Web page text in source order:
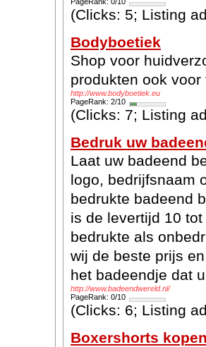
(Clicks: 5; Listing
Bodyboetiek
Shop voor
produkten ook
http://www.bodyboetiek.eu
PageRank: 2/10
(Clicks: 7; Listing
Bedruk uw
Laat uw badeend
logo, bedrijfsnaam
bedrukte badeend
is de levertijd 10
bedrukte als
wij de beste prijs
het badeendje dat
http://www.badeendwereld.nl/
PageRank: 0/10
(Clicks: 6; Listing
Boxershorts